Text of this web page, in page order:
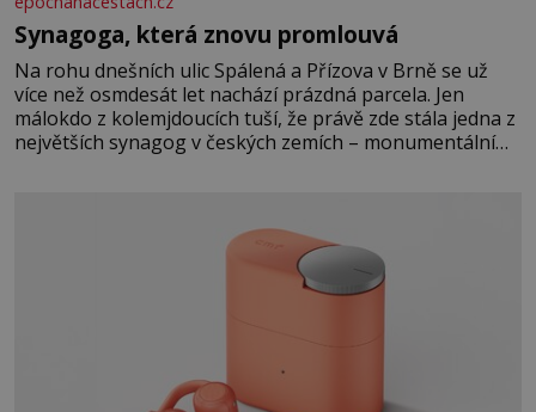
Synagoga, která znovu promlouvá
Na rohu dnešních ulic Spálená a Přízova v Brně se už
více než osmdesát let nachází prázdná parcela. Jen
málokdo z kolemjdoucích tuší, že právě zde stála jedna z
největších synagog v českých zemích – monumentální